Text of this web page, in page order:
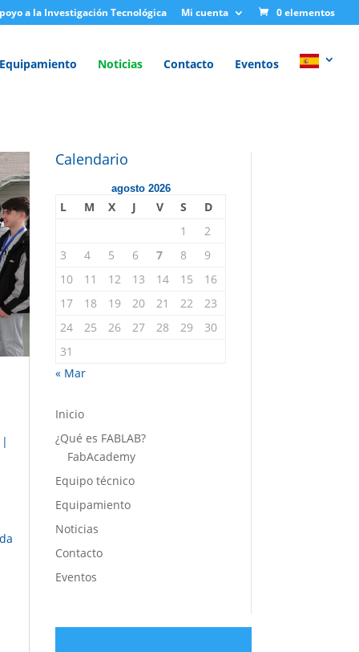
a la Investigación Tecnológica Mi cuenta 0 elementos
Equipamiento Noticias Contacto Eventos
Calendario
agosto 2026
L M X J V S
D
1
2
3
4 5 6 7 8
9
10
11 12 13 14 15
16
17
18 19 20 21 22
23
24
25 26 27 28 29
30
31
« Mar
Inicio
¿Qué es FABLAB?
FabAcademy
Equipo técnico
Equipamiento
Noticias
Contacto
Eventos